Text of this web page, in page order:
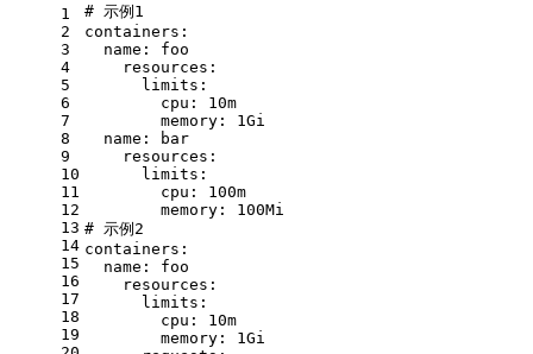
1
2
3
4
5
6
7
8
9
10
11
12
13
14
15
16
17
18
19
# 示例1
containers:
name:
foo
resources:
limits:
cpu:
10m
memory:
1Gi
name:
bar
resources:
limits:
cpu:
100m
memory:
100Mi
# 示例2
containers:
name:
foo
resources:
limits:
cpu:
10m
memory:
1Gi